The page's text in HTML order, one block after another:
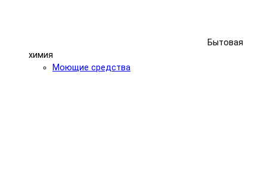
Бытовая
химия
Моющие средства